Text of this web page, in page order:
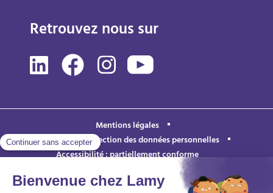
Retrouvez nous sur
Mentions légales
Politique de protection des données personnelles
Accessibilité : partiellement conforme